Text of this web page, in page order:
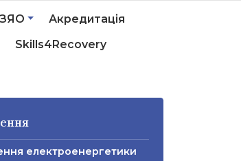
Акредитація
Skills4Recovery
електроенергетики